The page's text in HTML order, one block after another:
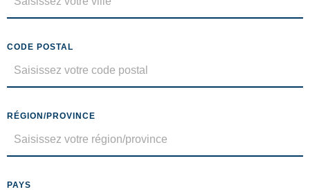
CODE POSTAL
RÉGION/PROVINCE
PAYS